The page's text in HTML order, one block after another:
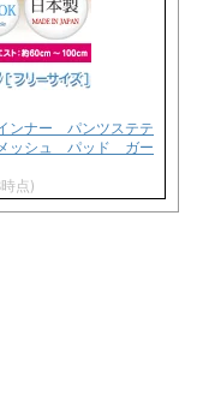
ナー パンツステテ
ッシュ パッド ガー
点)